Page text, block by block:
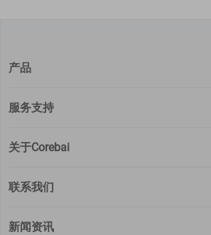
产品
服务支持
关于Corebai
联系我们
新闻资讯